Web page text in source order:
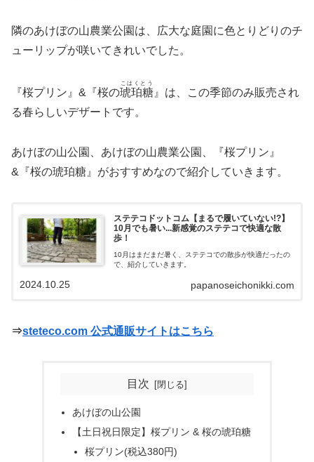
隣のあけぼの山農業公園は、広大な庭園に色とりどりのチ
ューリップが咲いてきれいでした。
『桜プリン』&『桜の琥珀糖
こはくとう
』は、この季節のみ販売され
る春らしいデザートです。
あけぼの山公園、あけぼの山農業公園、『桜プリン』
&『桜の琥珀糖』がおすすめなので紹介していきます。
ステテコドットコム【まるで履いていない!?】
10月でも暑い...新感覚のステテコで快適な散
歩！
10月はまだまだ暑く、ステテコでの散歩が快適だったの
で、紹介していきます。
papanoseichonikki.com
2024.10.25
⇒steteco.com 公式通販サイトはこちら
目次
あけぼの山公園
【土日祝日限定】桜プリン & 桜の琥珀糖
桜プリン(税込380円)